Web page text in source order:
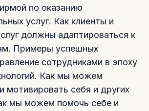
по оказанию
услуг. Как клиенты и
должны адаптироваться к
Примеры успешных
сотрудниками в эпоху
Как мы можем
мотивировать себя и других
мы можем помочь себе и